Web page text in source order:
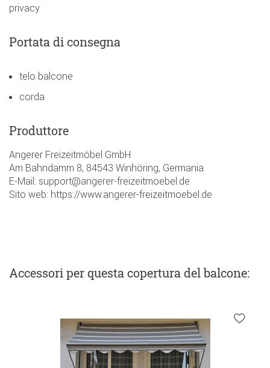
privacy
Portata di consegna
telo balcone
corda
Produttore
Angerer Freizeitmöbel GmbH
Am Bahndamm 8, 84543 Winhöring, Germania
E-Mail: support@angerer-freizeitmoebel.de
Sito web: https://www.angerer-freizeitmoebel.de
Accessoriper questa copertura del balcone: